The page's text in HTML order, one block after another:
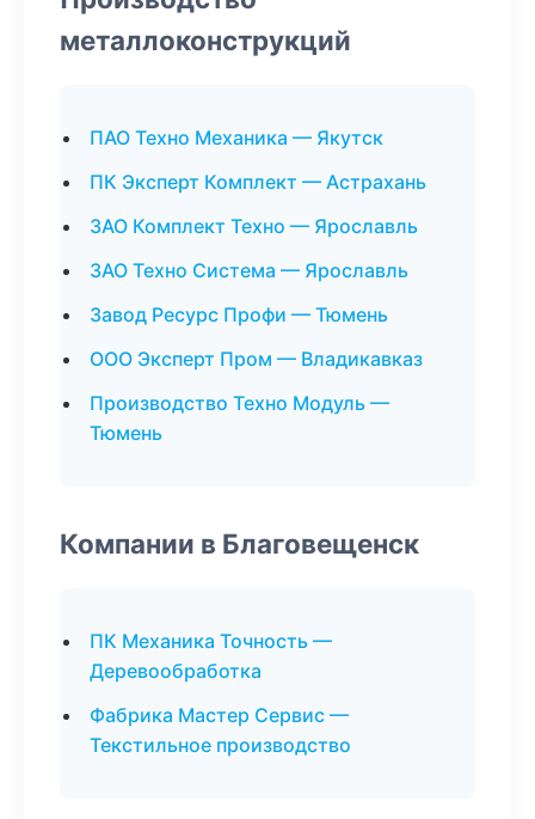
металлоконструкций
ПАО Техно Механика — Якутск
ПК Эксперт Комплект — Астрахань
ЗАО Комплект Техно — Ярославль
ЗАО Техно Система — Ярославль
Завод Ресурс Профи — Тюмень
ООО Эксперт Пром — Владикавказ
Производство Техно Модуль —
Тюмень
Компании в Благовещенск
ПК Механика Точность —
Деревообработка
Фабрика Мастер Сервис —
Текстильное производство